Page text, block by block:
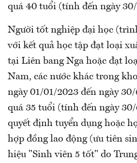
quá 40 tuổi (tính đến ngày
Người tốt nghiệp đại học
với kết quả học tập đạt loại
tại Liên bang Nga hoặc đạt
Nam, các nước khác trong
ngày 01/01/2023 đến ngày
quá 35 tuổi (tính đến ngày
quyết định tuyển dụng hoặc
hợp đồng lao động (ưu tiên
hiệu ''Sinh viên 5 tốt" do